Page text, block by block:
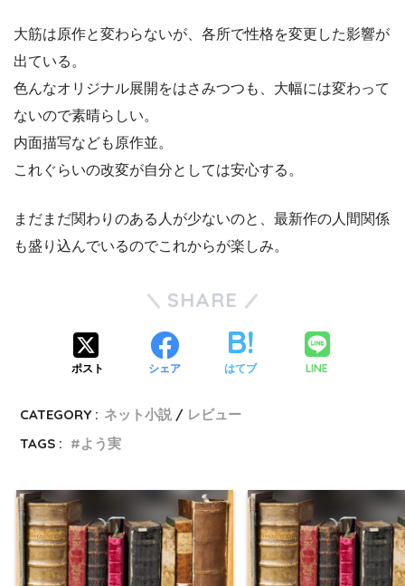
大筋は原作と変わらないが、各所で性格を変更した影響が
出ている。
色んなオリジナル展開をはさみつつも、大幅には変わって
ないので素晴らしい。
内面描写なども原作並。
これぐらいの改変が自分としては安心する。
まだまだ関わりのある人が少ないのと、最新作の人間関係
も盛り込んでいるのでこれからが楽しみ。
SHARE
ポスト シェア はてブ LINE
CATEGORY : ネット小説
レビュー
TAGS :
よう実